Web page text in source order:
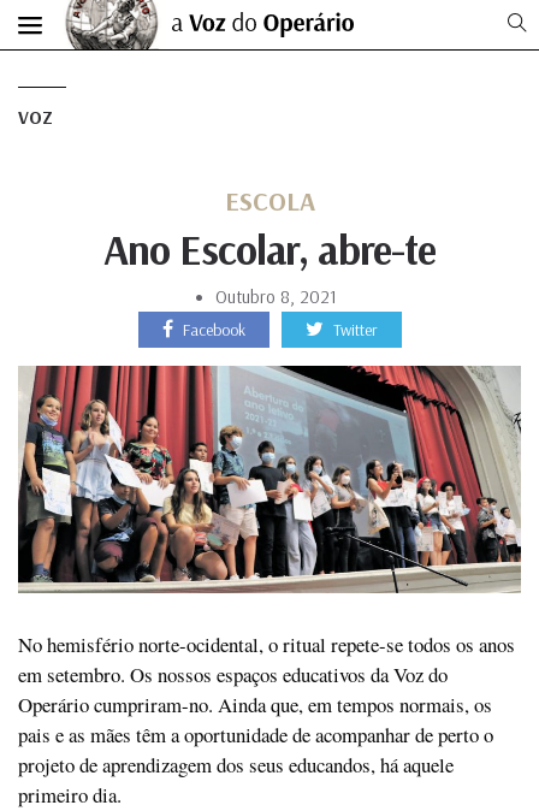
VOZ
ESCOLA
Ano Escolar, abre-te
Outubro 8, 2021
Facebook Twitter
No hemisfério norte-ocidental, o ritual repete-se todos os anos
em setembro. Os nossos espaços educativos da Voz do
Operário cumpriram-no. Ainda que, em tempos normais, os
pais e as mães têm a oportunidade de acompanhar de perto o
projeto de aprendizagem dos seus educandos, há aquele
primeiro dia.